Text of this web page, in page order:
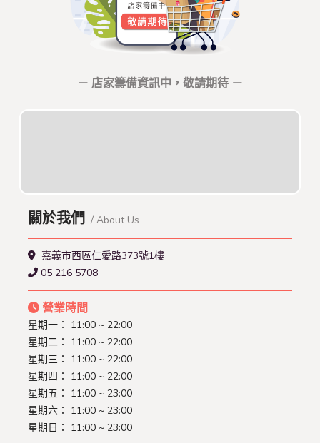
－ 店家籌備資訊中，敬請期待 －
關於我們 / About Us
嘉義市西區仁愛路373號1樓
05 216 5708
營業時間
星期一： 11:00 ~ 22:00
星期二： 11:00 ~ 22:00
星期三： 11:00 ~ 22:00
星期四： 11:00 ~ 22:00
星期五： 11:00 ~ 23:00
星期六： 11:00 ~ 23:00
星期日： 11:00 ~ 23:00